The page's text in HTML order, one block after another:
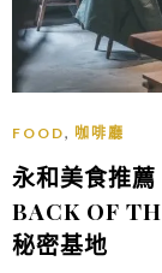
FOOD, 咖啡廳
永和美食推薦
BACK OF
秘密基地